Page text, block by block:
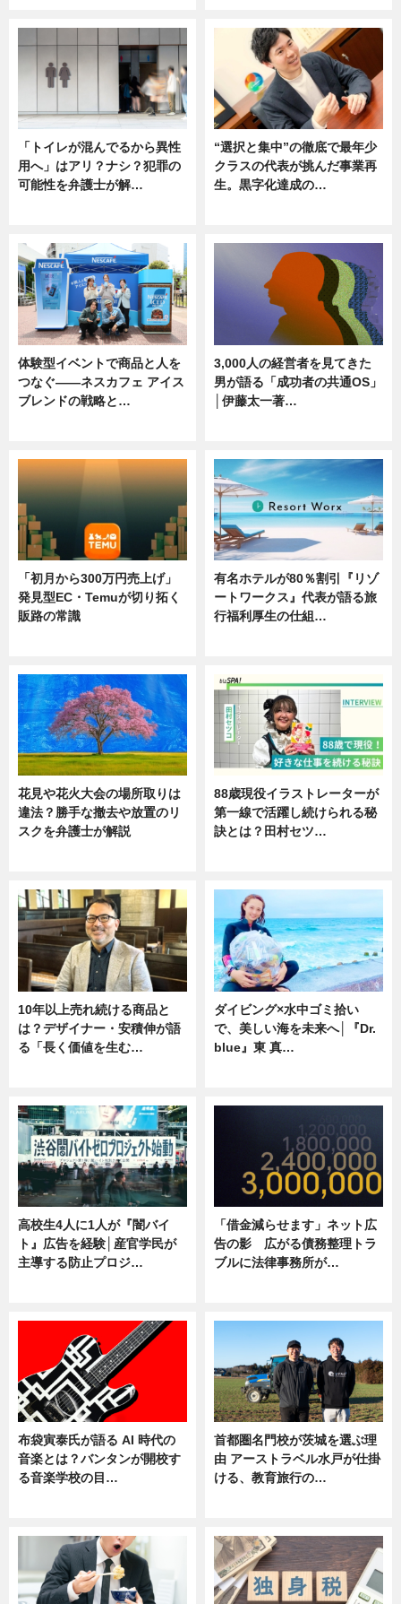
「トイレが混んでるから異性
用へ」はアリ？ナシ？犯罪の
可能性を弁護士が解…
“選択と集中”の徹底で最年少
クラスの代表が挑んだ事業再
生。黒字化達成の…
体験型イベントで商品と人を
つなぐ――ネスカフェ アイス
ブレンドの戦略と…
3,000人の経営者を見てきた
男が語る「成功者の共通OS」
│伊藤太一著…
「初月から300万円売上げ」
発見型EC・Temuが切り拓く
販路の常識
有名ホテルが80％割引『リゾ
ートワークス』代表が語る旅
行福利厚生の仕組…
花見や花火大会の場所取りは
違法？勝手な撤去や放置のリ
スクを弁護士が解説
88歳現役イラストレーターが
第一線で活躍し続けられる秘
訣とは？田村セツ…
10年以上売れ続ける商品と
は？デザイナー・安積伸が語
る「長く価値を生む…
ダイビング×水中ゴミ拾い
で、美しい海を未来へ│『Dr.
blue』東 真…
高校生4人に1人が『闇バイ
ト』広告を経験│産官学民が
主導する防止プロジ…
「借金減らせます」ネット広
告の影 広がる債務整理トラ
ブルに法律事務所が…
布袋寅泰氏が語る AI 時代の
音楽とは？バンタンが開校す
る音楽学校の目…
首都圏名門校が茨城を選ぶ理
由 アーストラベル水戸が仕掛
ける、教育旅行の…